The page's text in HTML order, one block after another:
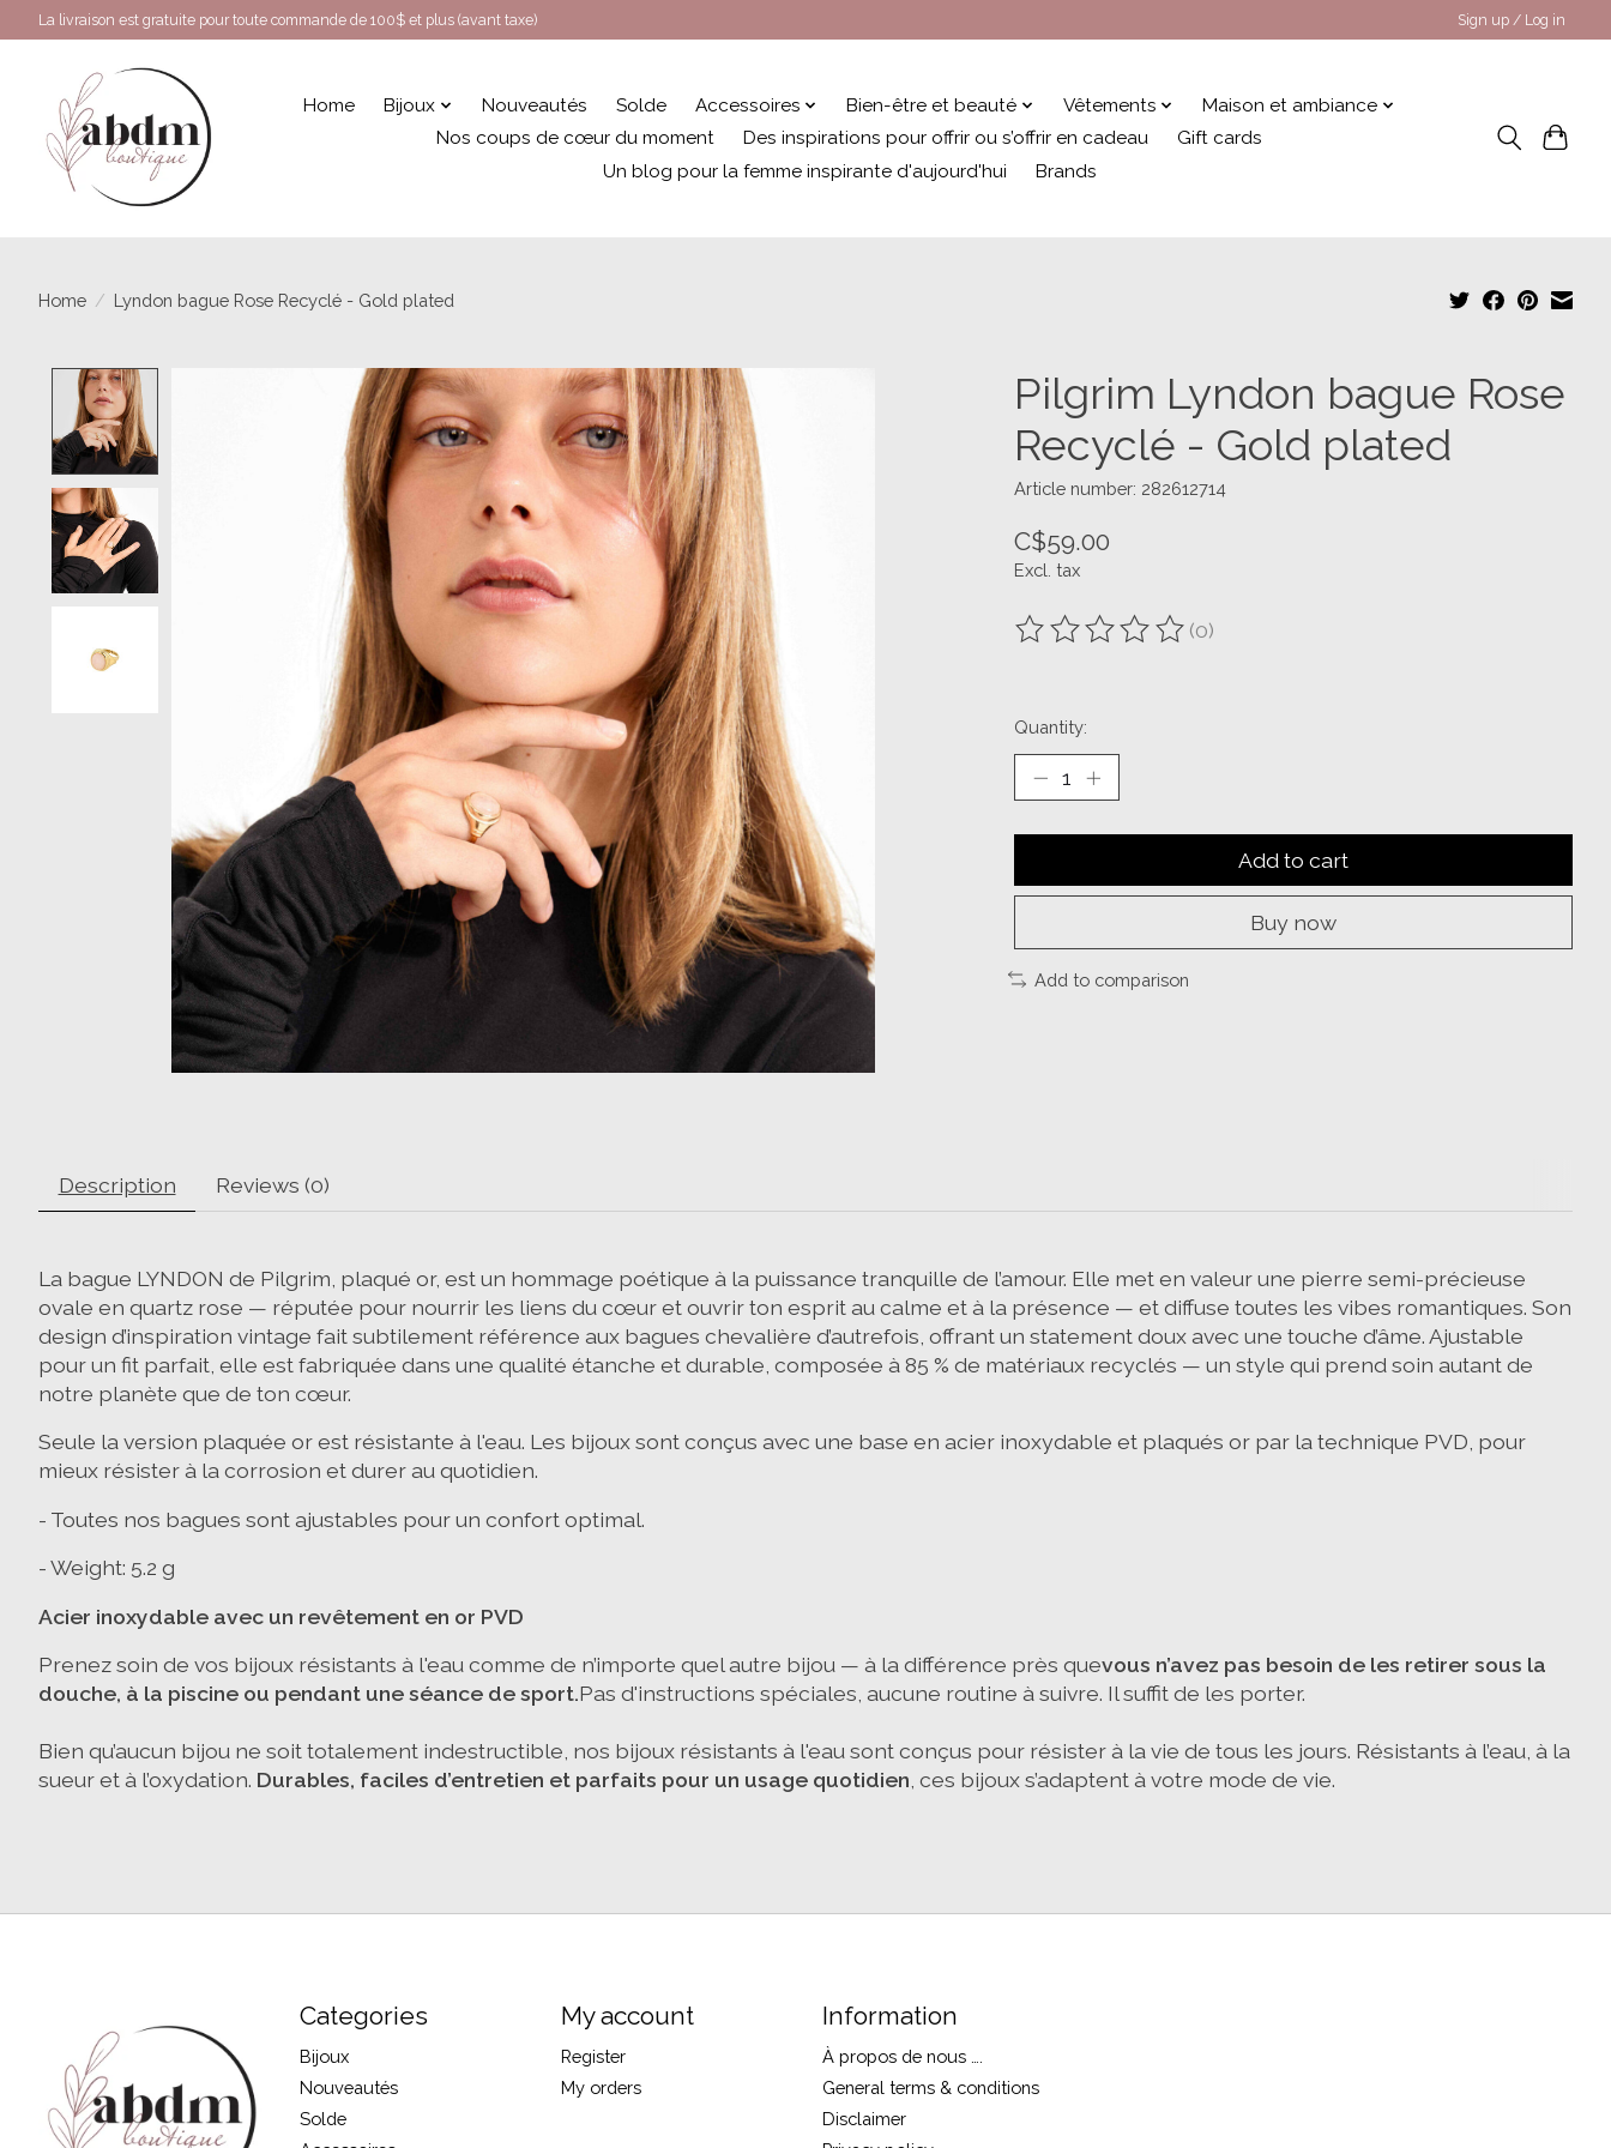
La livraison est gratuite pour toute commande de 100$ et plus (avant taxe) Sign up / Log in
Home Bijoux Nouveautés Solde Accessoires Bien-être et beauté Vêtements
Maison et ambiance
Nos coups de cœur du moment
Des inspirations pour offrir ou s’offrir en cadeau
Gift cards
Un blog pour la femme inspirante d'aujourd'hui
Brands
Home / Lyndon bague Rose Recyclé - Gold plated
Product image slideshow Items
Pilgrim Lyndon bague Rose
Recyclé - Gold plated
Article number: 282612714
C$59.00
Excl. tax
The rating of this product is
(0)
Quantity:
Add to cart
Buy now
Add to comparison
Description Reviews (0)
La bague LYNDON de Pilgrim, plaqué or, est un hommage poétique à la puissance tranquille de l’amour. Elle met en valeur une pierre semi-précieuse
ovale en quartz rose — réputée pour nourrir les liens du cœur et ouvrir ton esprit au calme et à la présence — et diffuse toutes les vibes romantiques. Son
design d’inspiration vintage fait subtilement référence aux bagues chevalière d’autrefois, offrant un statement doux avec une touche d’âme. Ajustable
pour un fit parfait, elle est fabriquée dans une qualité étanche et durable, composée à 85 % de matériaux recyclés — un style qui prend soin autant de
notre planète que de ton cœur.
Seule la version plaquée or est résistante à l'eau. Les bijoux sont conçus avec une base en acier inoxydable et plaqués or par la technique PVD, pour
mieux résister à la corrosion et durer au quotidien.
- Toutes nos bagues sont ajustables pour un confort optimal.
- Weight: 5.2 g
Acier inoxydable avec un revêtement en or PVD
Prenez soin de vos bijoux résistants à l'eau comme de n’importe quel autre bijou — à la différence près quevous n’avez pas besoin de les retirer sous la
douche, à la piscine ou pendant une séance de sport.Pas d'instructions spéciales, aucune routine à suivre. Il suffit de les porter.
Bien qu’aucun bijou ne soit totalement indestructible, nos bijoux résistants à l'eau sont conçus pour résister à la vie de tous les jours. Résistants à l’eau, à la
sueur et à l’oxydation. Durables, faciles d’entretien et parfaits pour un usage quotidien , ces bijoux s’adaptent à votre mode de vie.
Categories
Bijoux
Nouveautés
Solde
My account
Register
My orders
Information
À propos de nous ….
General terms & conditions
Disclaimer